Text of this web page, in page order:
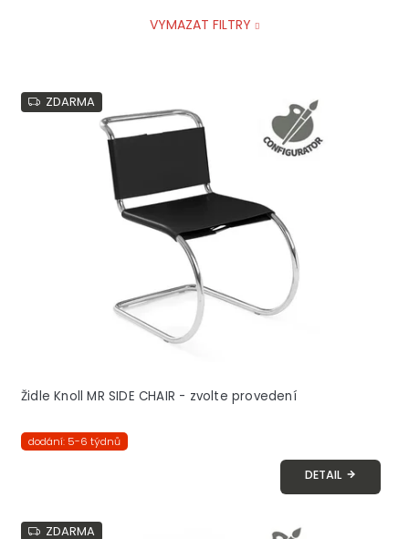
VYMAZAT FILTRY
V
ý ZDARMA
Židle Knoll MR SIDE CHAIR - zvolte provedení
dodání: 5-6 týdnů
DETAIL
ZDARMA